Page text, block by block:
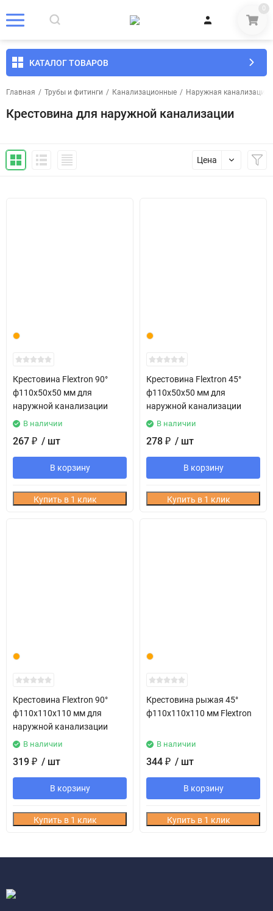
0
КАТАЛОГ ТОВАРОВ
Главная / Трубы и фитинги / Канализационные / Наружная канализация
Крестовина для наружной канализации
Цена
Крестовина Flextron 90°
ф110х50х50 мм для
наружной канализации
В наличии
267 ₽ / шт
В корзину
Купить в 1 клик
Крестовина Flextron 45°
ф110х50х50 мм для
наружной канализации
В наличии
278 ₽ / шт
В корзину
Купить в 1 клик
Крестовина Flextron 90°
ф110х110х110 мм для
наружной канализации
В наличии
319 ₽ / шт
В корзину
Купить в 1 клик
Крестовина рыжая 45°
ф110х110х110 мм Flextron
В наличии
344 ₽ / шт
В корзину
Купить в 1 клик